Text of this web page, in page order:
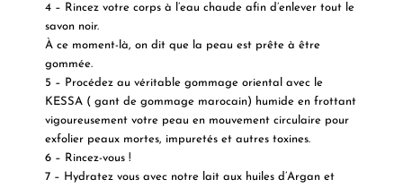
4 – Rincez votre corps à l’eau chaude afin d’enlever tout le
savon noir.
À ce moment-là, on dit que la peau est prête à être
gommée.
5 – Procédez au véritable gommage oriental avec le
KESSA ( gant de gommage marocain) humide en frottant
vigoureusement votre peau en mouvement circulaire pour
exfolier peaux mortes, impuretés et autres toxines.
6 – Rincez-vous !
7 – Hydratez vous avec notre lait aux huiles d’Argan et